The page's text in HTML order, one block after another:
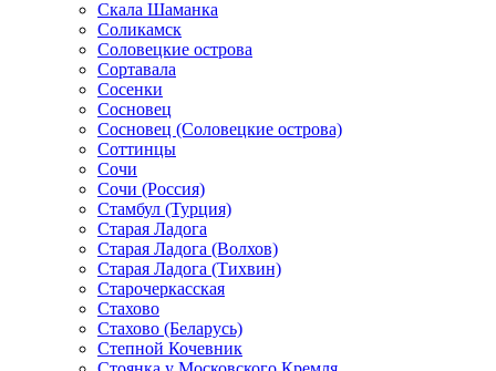
Скала Шаманка
Соликамск
Соловецкие острова
Сортавала
Сосенки
Сосновец
Сосновец (Соловецкие острова)
Соттинцы
Сочи
Сочи (Россия)
Стамбул (Турция)
Старая Ладога
Старая Ладога (Волхов)
Старая Ладога (Тихвин)
Старочеркасская
Стахово
Стахово (Беларусь)
Степной Кочевник